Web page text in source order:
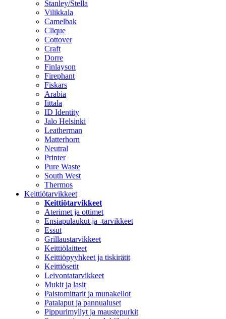
Stanley/Stella
Vilikkala
Camelbak
Clique
Cottover
Craft
Dorre
Finlayson
Firephant
Fiskars
Arabia
Iittala
ID Identity
Jalo Helsinki
Leatherman
Matterhorn
Neutral
Printer
Pure Waste
South West
Thermos
Keittiötarvikkeet
Keittiötarvikkeet
Aterimet ja ottimet
Ensiapulaukut ja -tarvikkeet
Essut
Grillaustarvikkeet
Keittiölaitteet
Keittiöpyyhkeet ja tiskirätit
Keittiösetit
Leivontatarvikkeet
Mukit ja lasit
Paistomittarit ja munakellot
Patalaput ja pannualuset
Pippurimyllyt ja maustepurkit